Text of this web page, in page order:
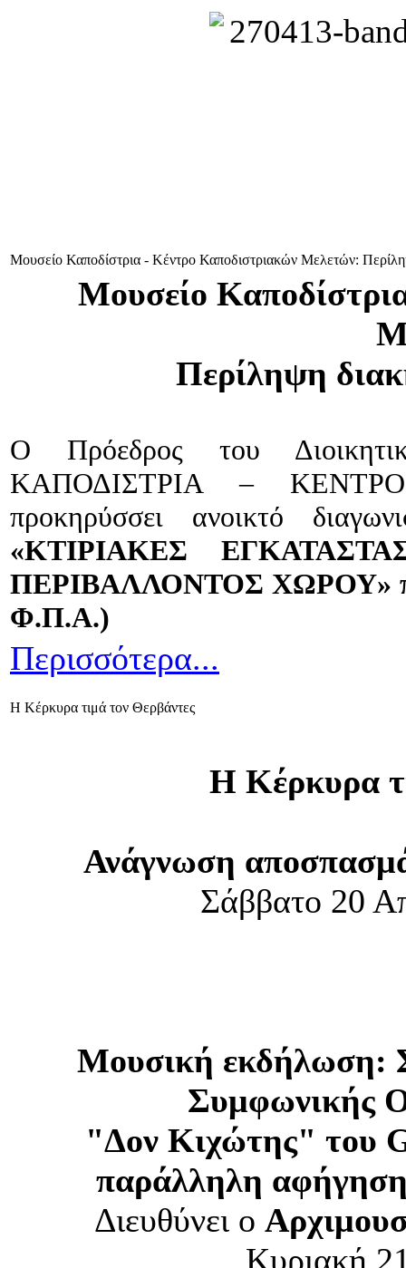
Μουσείο Καποδίστρια - Κέντρο Καποδιστριακών Μελετών:
Μουσείο
Περίληψη
Ο Πρόεδρος του
ΚΑΠΟΔΙΣΤΡΙΑ –
προκηρύσσει ανοικτό
«ΚΤΙΡΙΑΚΕΣ
ΠΕΡΙΒΑΛΛΟΝΤΟΣ ΧΩΡΟΥ»
Φ.Π.Α.)
Περισσότερα...
Η Κέρκυρα τιμά τον Θερβάντες
Η Κέρκυρα
Ανάγνωση
Σάββατο 20
Μουσική εκδήλωση:
Συμφωνικής
"Δον Κιχώτης" του
παράλληλη
Διευθύνει ο
Κυριακή